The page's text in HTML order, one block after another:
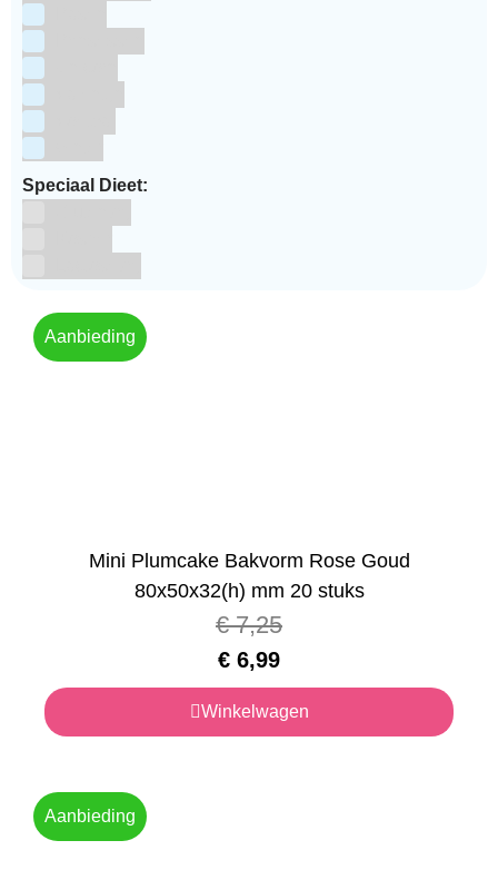
Speciaal Dieet:
Aanbieding
Mini Plumcake Bakvorm Rose Goud
80x50x32(h) mm 20 stuks
€7,25
€ 6,99
Winkelwagen
Aanbieding